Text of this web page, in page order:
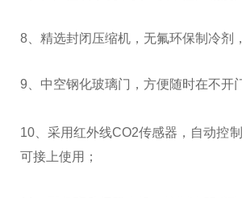
8、精选封闭压缩机，无氟环保制冷剂
9 、中空钢化玻璃门，方便随时在不
10 、采用红外线CO2传感器，自动控制
可接上使用；